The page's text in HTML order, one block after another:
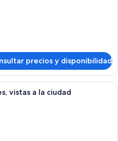
precios y disponibilidad
Una habitación de hotel con una
vistas a la ciudad